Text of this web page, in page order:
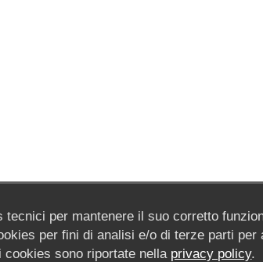
per mantenere il suo corretto
per fini di analisi e/o di terze parti per
sono riportate nella privacy policy.